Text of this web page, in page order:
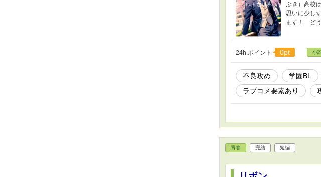
ぶき）高校
思いに少し
ます！ どう
24h.ポイント 0pt 小
不良攻め 学園BL
ラブコメ要素あり
青春 完結 短編